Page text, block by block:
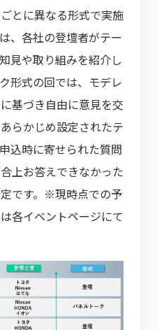
とに異なる形式で実施
、各社の登壇者がテー
見や取り組みを紹介し
形式の回では、モデレ
基づき自由に意見を交
らかじめ設定されたテ
込時に寄せられた質問
上お答えできなかった
です。※現時点での予
各イベントページにて